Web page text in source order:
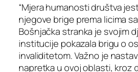
“Mjera humanosti društva
njegove brige prema licima
Bošnjačka stranka je svojim
institucije pokazala brigu o
invaliditetom. Važno je
napretka u ovoj oblasti, kroz